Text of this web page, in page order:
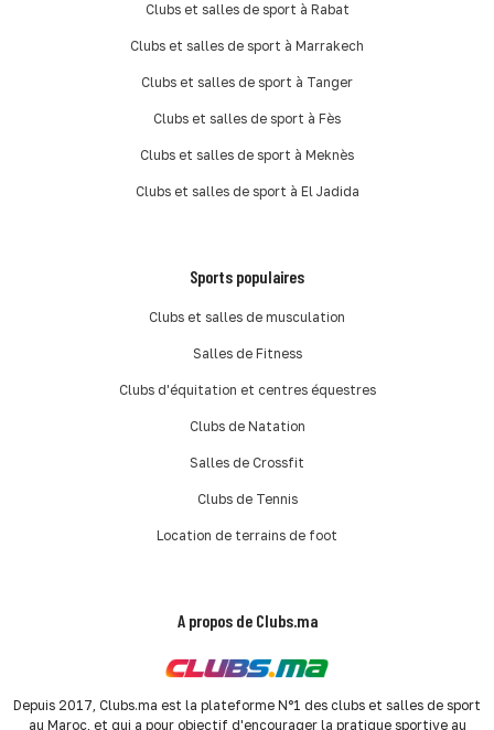
Clubs et salles de sport à Rabat
Clubs et salles de sport à Marrakech
Clubs et salles de sport à Tanger
Clubs et salles de sport à Fès
Clubs et salles de sport à Meknès
Clubs et salles de sport à El Jadida
Sports populaires
Clubs et salles de musculation
Salles de Fitness
Clubs d'équitation et centres équestres
Clubs de Natation
Salles de Crossfit
Clubs de Tennis
Location de terrains de foot
A propos de Clubs.ma
Depuis 2017, Clubs.ma est la plateforme N°1 des clubs et salles de sport
au Maroc, et qui a pour objectif d'encourager la pratique sportive au